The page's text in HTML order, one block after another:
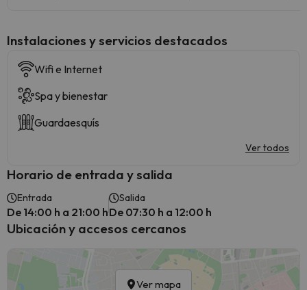
Instalaciones y servicios destacados
Wifi e Internet
Spa y bienestar
Guardaesquís
Ver todos
Horario de entrada y salida
Entrada
De 14:00 h a 21:00 h
Salida
De 07:30 h a 12:00 h
Ubicación y accesos cercanos
Ver mapa